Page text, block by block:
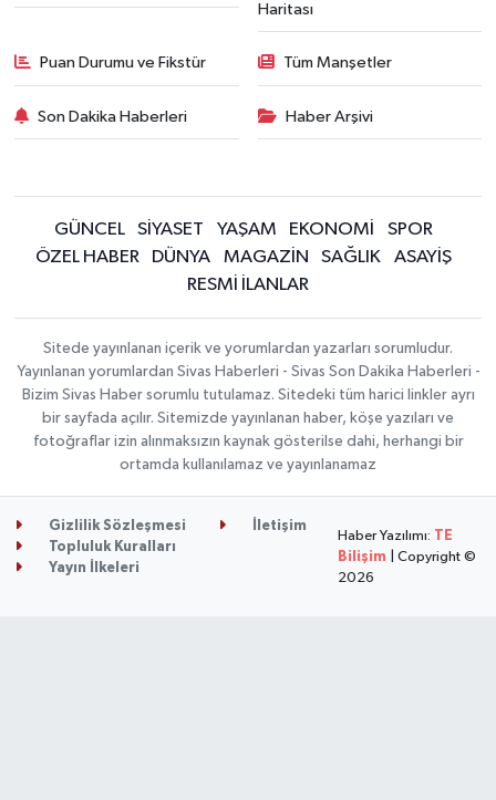
Haritası
Puan Durumu ve Fikstür Tüm Manşetler
Son Dakika Haberleri Haber Arşivi
GÜNCEL SİYASET YAŞAM EKONOMİ
SPOR
ÖZEL HABER
DÜNYA MAGAZİN SAĞLIK
ASAYİŞ
RESMİ İLANLAR
Sitede yayınlanan içerik ve yorumlardan yazarları sorumludur.
Yayınlanan yorumlardan Sivas Haberleri - Sivas Son Dakika Haberleri -
Bizim Sivas Haber sorumlu tutulamaz. Sitedeki tüm harici linkler ayrı
bir sayfada açılır. Sitemizde yayınlanan haber, köşe yazıları ve
fotoğraflar izin alınmaksızın kaynak gösterilse dahi, herhangi bir
ortamda kullanılamaz ve yayınlanamaz
Gizlilik Sözleşmesi
İletişim
Topluluk Kuralları
Yayın İlkeleri
Haber Yazılımı: TE
Bilişim | Copyright ©
2026